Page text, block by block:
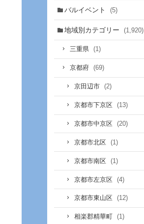
バルイベント (5)
地域別カテゴリー (1,920)
三重県 (1)
京都府 (69)
京田辺市 (2)
京都市下京区 (13)
京都市中京区 (20)
京都市北区 (1)
京都市南区 (1)
京都市左京区 (4)
京都市東山区 (12)
相楽郡精華町 (1)